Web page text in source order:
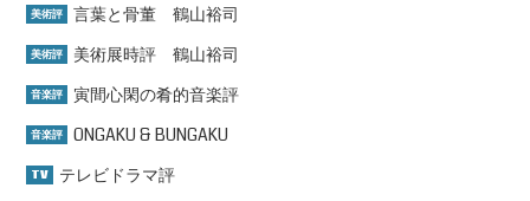
美術評 言葉と骨董 鶴山裕司
美術評 美術展時評 鶴山裕司
音楽評 寅間心閑の肴的音楽評
音楽評 ONGAKU & BUNGAKU
TV テレビドラマ評